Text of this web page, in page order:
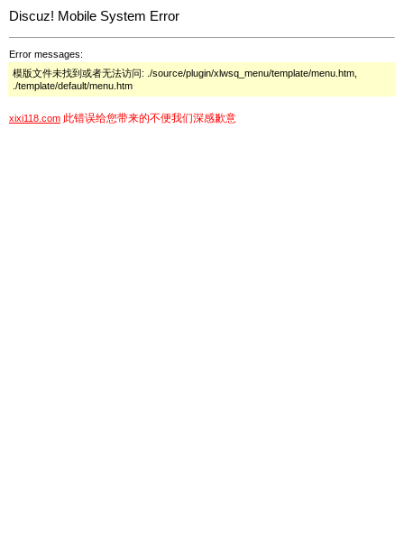
Discuz! Mobile System Error
Error messages:
模版文件未找到或者无法访问: ./source/plugin/xlwsq_menu/template/menu.htm,
./template/default/menu.htm
xixi118.com 此错误给您带来的不便我们深感歉意